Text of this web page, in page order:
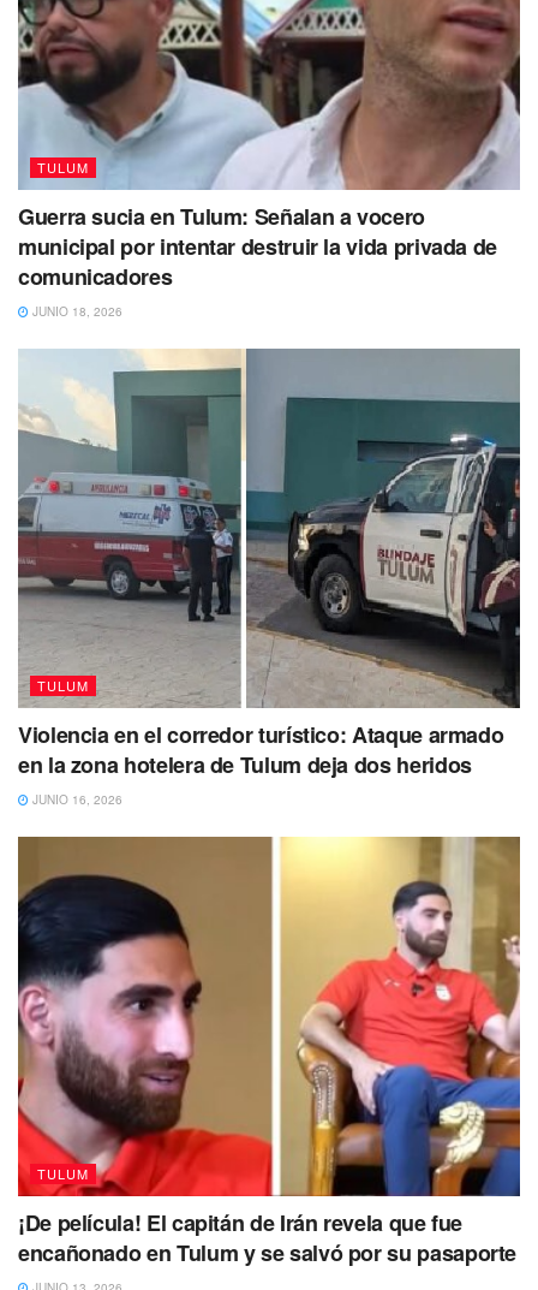
Tags: librería Móvil LIBROS titulos
TULUM
Guerra sucia en Tulum: Señalan a vocero
municipal por intentar destruir la vida privada de
comunicadores
JUNIO 18, 2026
TULUM
Violencia en el corredor turístico: Ataque armado
en la zona hotelera de Tulum deja dos heridos
JUNIO 16, 2026
TULUM
¡De película! El capitán de Irán revela que fue
encañonado en Tulum y se salvó por su pasaporte